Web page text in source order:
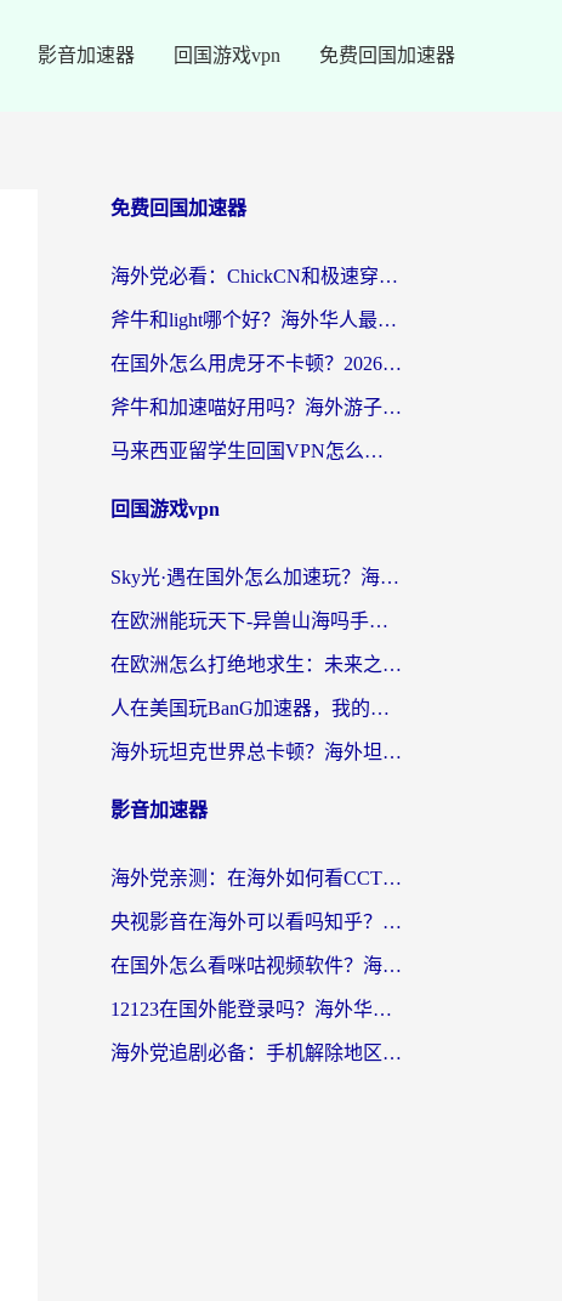
影音加速器 回国游戏vpn 免费回国加速器
免费回国加速器
海外党必看：ChickCN和极速穿梭VPN好用吗？3招教你选对回国加速器无缝刷国内资源
斧牛和light哪个好？海外华人最关心的回国加速器选择难题，一篇讲透
在国外怎么用虎牙不卡顿？2026海外华人亲测有效的回国加速器选择指南
斧牛和加速喵好用吗？海外游子的真实选择困境
马来西亚留学生回国VPN怎么选？3个避坑点+1款实测好用的加速器推荐
回国游戏vpn
Sky光·遇在国外怎么加速玩？海外党亲测有效的国服游戏加速指南
在欧洲能玩天下-异兽山海吗手游？海外玩家的加速器生存指南
在欧洲怎么打绝地求生：未来之役不卡？留学生亲测的加速器避坑指南
人在美国玩BanG加速器，我的延迟终于绿了
海外玩坦克世界总卡顿？海外坦克世界加速器有哪些？实测好用的选择在这里
影音加速器
海外党亲测：在海外如何看CCTV？告别“仅限大陆播放”的实用指南
央视影音在海外可以看吗知乎？留学生亲测：3步解决地域限制+追剧自由
在国外怎么看咪咕视频软件？海外党亲测有效的回国加速方案
12123在国外能登录吗？海外华人必看的回国加速实用指南
海外党追剧必备：手机解除地区限制app怎么选？解决央视视频&国内剧地区限制全指南